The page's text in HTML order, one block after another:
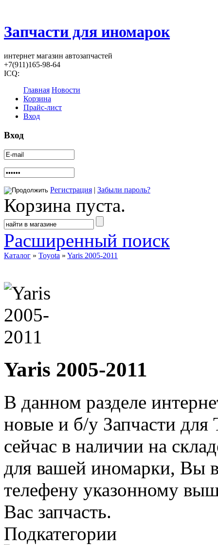
Запчасти для иномарок
интернет магазин автозапчастей
+7(911)165-98-64
ICQ:
Главная Новости
Корзина
Прайс-лист
Вход
Вход
Регистрация | Забыли пароль?
Корзина пуста.
Расширенный поиск
Каталог » Toyota » Yaris 2005-2011
Yaris 2005-2011
В данном разделе
новые и б/у Запчасти для
сейчас в наличии на
для вашей иномарки, Вы
телефену указонному
Вас запчасть.
Подкатегории